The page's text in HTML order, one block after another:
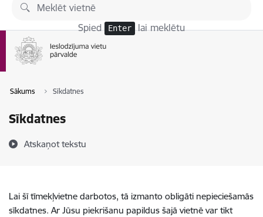
Pāriet uz lapas saturu
Spied Enter lai meklētu
Sākums Sīkdatnes
Sīkdatnes
Atskaņot tekstu
Lai šī tīmekļvietne darbotos, tā izmanto obligāti nepieciešamās
sīkdatnes. Ar Jūsu piekrišanu papildus šajā vietnē var tikt